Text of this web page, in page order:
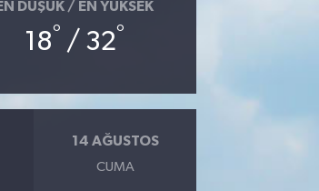
DÜŞÜK / EN YÜKSEK
18° / 32°
14 AĞUSTOS
CUMA